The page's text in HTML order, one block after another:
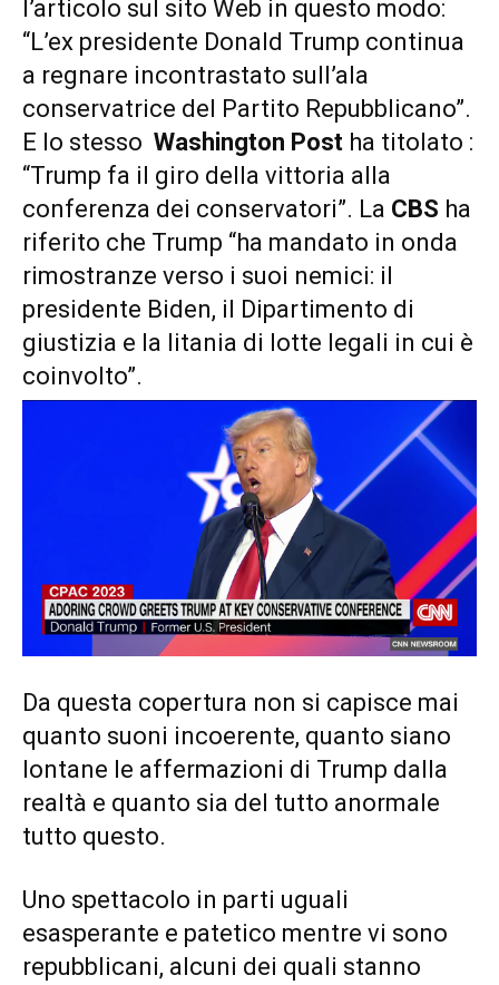
l’articolo sul sito Web in questo modo:
“L’ex presidente Donald Trump continua
a regnare incontrastato sull’ala
conservatrice del Partito Repubblicano”.
E lo stesso Washington Post ha titolato :
“Trump fa il giro della vittoria alla
conferenza dei conservatori”. La CBS ha
riferito che Trump “ha mandato in onda
rimostranze verso i suoi nemici: il
presidente Biden, il Dipartimento di
giustizia e la litania di lotte legali in cui è
coinvolto”.
Da questa copertura non si capisce mai
quanto suoni incoerente, quanto siano
lontane le affermazioni di Trump dalla
realtà e quanto sia del tutto anormale
tutto questo.
Uno spettacolo in parti uguali
esasperante e patetico mentre vi sono
repubblicani, alcuni dei quali stanno